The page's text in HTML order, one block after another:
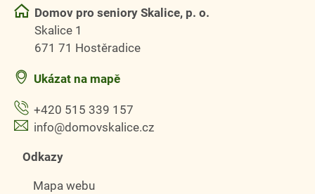
Domov pro seniory Skalice, p. o.
Skalice 1
671 71 Hostěradice
Ukázat na mapě
+420 515 339 157
info@domovskalice.cz
Odkazy
Mapa webu